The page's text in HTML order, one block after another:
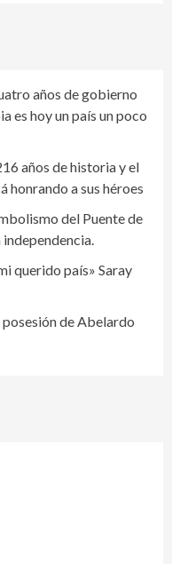
años de gobierno
es hoy un país un poco
años de historia y el
honrando a sus héroes
del Puente de
querido país» Saray
de Abelardo